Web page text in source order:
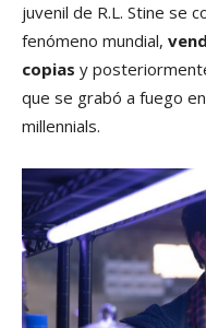
juvenil de R.L. Stine se
fenómeno mundial,
copias y
que se grabó a fuego
millennials.